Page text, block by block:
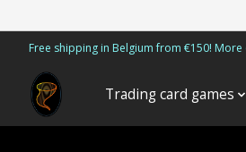
Free shipping in Belgium from €150! More
Trading card games